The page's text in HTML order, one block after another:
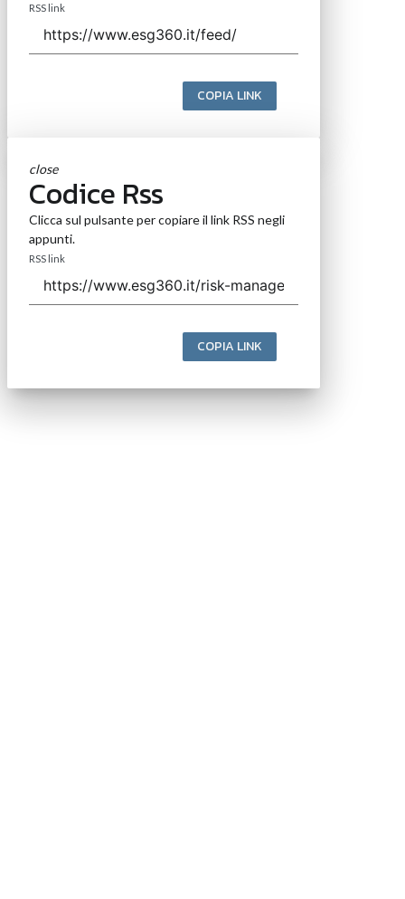
RSS link
COPIA LINK
close
Codice Rss
Clicca sul pulsante per copiare il link RSS negli
appunti.
RSS link
COPIA LINK